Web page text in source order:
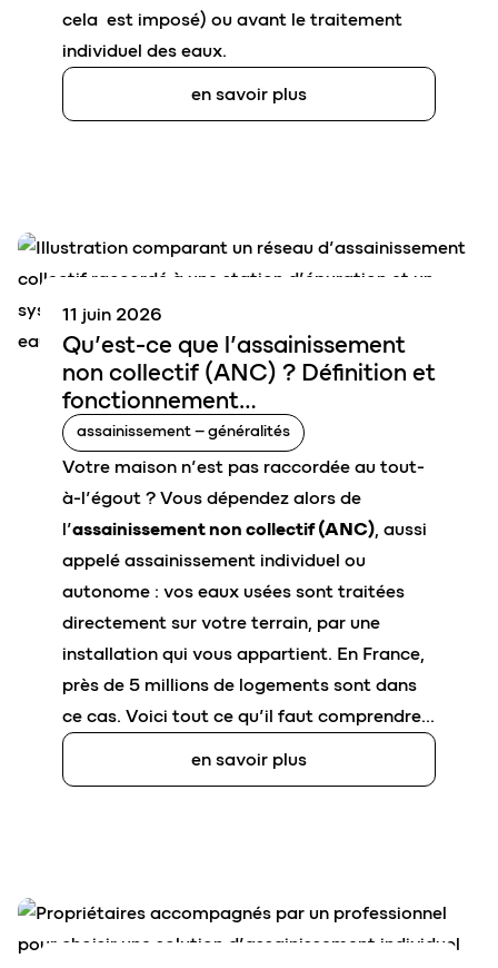
cela est imposé) ou avant le traitement
individuel des eaux.
en savoir plus
Qu’est-ce que l’assainissement
non collectif (ANC) ? Définition et
fonctionnement…
11 juin 2026
assainissement – généralités
Votre maison n’est pas raccordée au tout-
à-l’égout ? Vous dépendez alors de
l’assainissement non collectif (ANC), aussi
appelé assainissement individuel ou
autonome : vos eaux usées sont traitées
directement sur votre terrain, par une
installation qui vous appartient. En France,
près de 5 millions de logements sont dans
ce cas. Voici tout ce qu’il faut comprendre…
en savoir plus